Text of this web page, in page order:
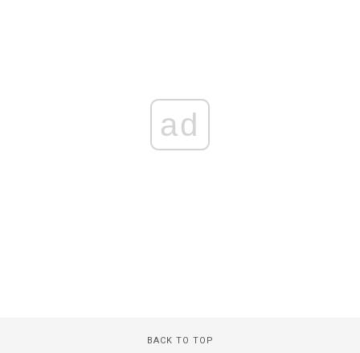
ad
BACK TO TOP